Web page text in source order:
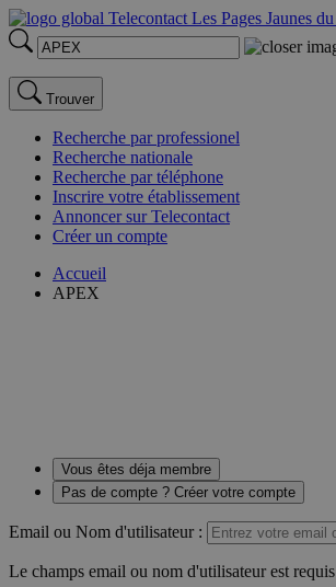
Trouver
Recherche par professionel
Recherche nationale
Recherche par téléphone
Inscrire votre établissement
Annoncer sur Telecontact
Créer un compte
Accueil
APEX
Vous êtes déja membre
Pas de compte ? Créer votre compte
Email ou Nom d'utilisateur :
Le champs email ou nom d'utilisateur est requis